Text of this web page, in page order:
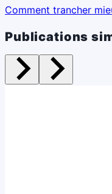
Comment trancher
Publications